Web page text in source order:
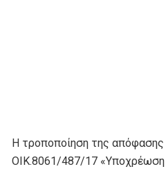
Η τροποποίηση της
ΟΙΚ.8061/487/17 «Υποχρέωση